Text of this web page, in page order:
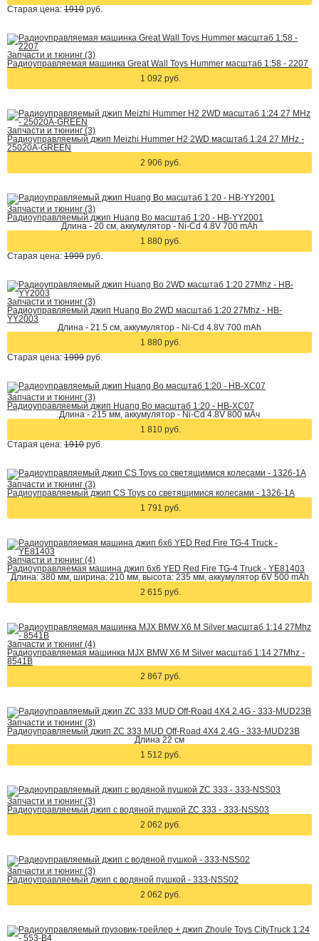
Старая цена: 1910 руб.
Запчасти и тюнинг (3)
Радиоуправляемая машинка Great Wall Toys Hummer масштаб 1:58 - 2207
1 092 руб.
Запчасти и тюнинг (3)
Радиоуправляемый джип Meizhi Hummer H2 2WD масштаб 1:24 27 MHz -
25020A-GREEN
2 906 руб.
Запчасти и тюнинг (3)
Радиоуправляемый джип Huang Bo масштаб 1:20 - HB-YY2001
Длина - 20 см, аккумулятор - Ni-Cd 4.8V 700 mAh
1 880 руб.
Старая цена: 1999 руб.
Запчасти и тюнинг (3)
Радиоуправляемый джип Huang Bo 2WD масштаб 1:20 27Mhz - HB-
YY2003
Длина - 21.5 см, аккумулятор - Ni-Cd 4.8V 700 mAh
1 880 руб.
Старая цена: 1999 руб.
Запчасти и тюнинг (3)
Радиоуправляемый джип Huang Bo масштаб 1:20 - HB-XC07
Длина - 215 мм, аккумулятор - Ni-Cd 4.8V 800 мАч
1 810 руб.
Старая цена: 1910 руб.
Запчасти и тюнинг (3)
Радиоуправляемый джип CS Toys со светящимися колесами - 1326-1A
1 791 руб.
Запчасти и тюнинг (4)
Радиоуправляемая машина джип 6х6 YED Red Fire TG-4 Truck - YE81403
Длина: 380 мм, ширина: 210 мм, высота: 235 мм, аккумулятор 6V 500 mAh
2 615 руб.
Запчасти и тюнинг (4)
Радиоуправляемая машинка MJX BMW X6 M Silver масштаб 1:14 27Mhz -
8541B
2 867 руб.
Запчасти и тюнинг (3)
Радиоуправляемый джип ZC 333 MUD Off-Road 4X4 2.4G - 333-MUD23B
Длина 22 см
1 512 руб.
Запчасти и тюнинг (3)
Радиоуправляемый джип с водяной пушкой ZC 333 - 333-NSS03
2 062 руб.
Запчасти и тюнинг (3)
Радиоуправляемый джип с водяной пушкой - 333-NSS02
2 062 руб.